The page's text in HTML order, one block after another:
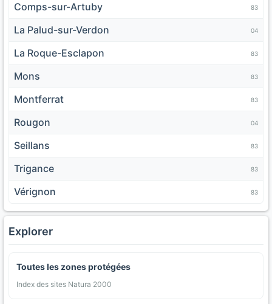
Comps-sur-Artuby 83
La Palud-sur-Verdon 04
La Roque-Esclapon 83
Mons 83
Montferrat 83
Rougon 04
Seillans 83
Trigance 83
Vérignon 83
Explorer
Toutes les zones protégées
Index des sites Natura 2000